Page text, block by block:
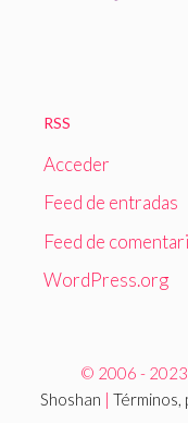
RSS
Acceder
Feed de entradas
Feed de
WordPress.org
© 2006 - 2023
Shoshan | Términos,